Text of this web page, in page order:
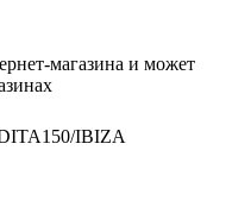
магазина и может
IBIZA